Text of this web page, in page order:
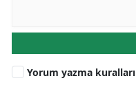
Yorum yazma